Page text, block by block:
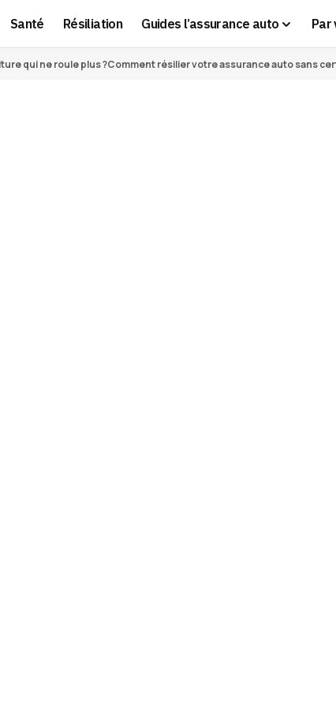
Santé Résiliation Guides l’assurance auto Par
qui ne roule plus ?Comment résilier votre assurance auto sans